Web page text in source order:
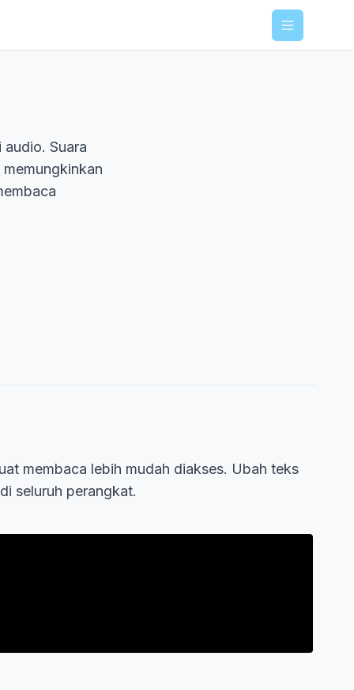
Menu
Suara
membaca lebih mudah diakses. Ubah teks
seluruh perangkat.